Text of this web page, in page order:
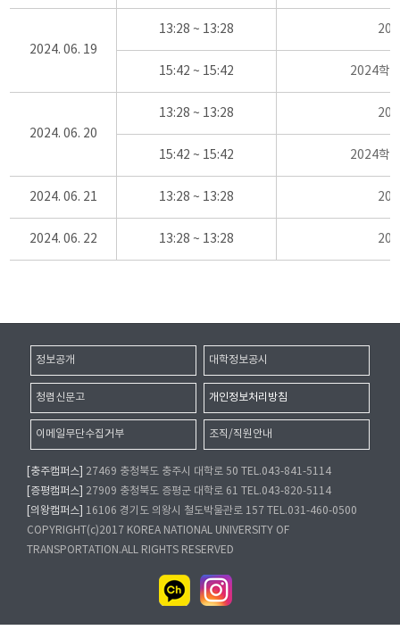
2024. 06. 19
13:28 ~ 13:28
15:42 ~ 15:42 2024학
2024. 06. 20
13:28 ~ 13:28
15:42 ~ 15:42 2024학
2024. 06. 21 13:28 ~ 13:28
2024. 06. 22 13:28 ~ 13:28
정보공개 대학정보공시
청렴신문고 개인정보처리방침
이메일무단수집거부 조직/직원안내
[충주캠퍼스]
27469 충청북도 충주시 대학로 50 TEL.043-841-5114
[증평캠퍼스]
27909 충청북도 증평군 대학로 61 TEL.043-820-5114
[의왕캠퍼스]
16106 경기도 의왕시 철도박물관로 157 TEL.031-460-0500
COPYRIGHT(c)2017 KOREA NATIONAL UNIVERSITY OF
TRANSPORTATION.ALL RIGHTS RESERVED